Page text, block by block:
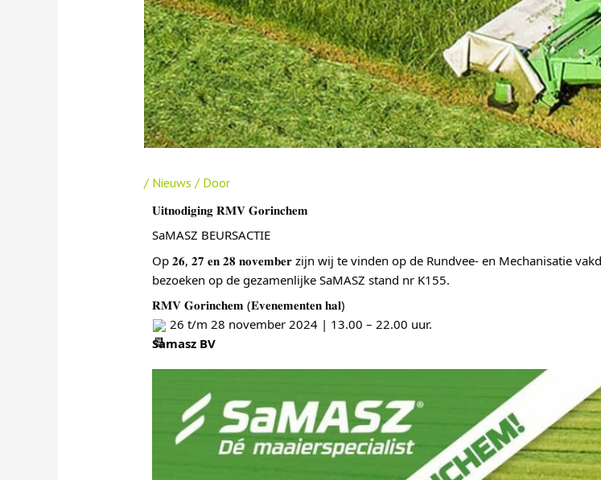
/ Nieuws / Door
𝐔𝐢𝐭𝐧𝐨𝐝𝐢𝐠𝐢𝐧𝐠 𝐑𝐌𝐕 𝐆𝐨𝐫𝐢𝐧𝐜𝐡𝐞𝐦
SaMASZ BEURSACTIE
Op 𝟐𝟔, 𝟐𝟕 𝐞𝐧 𝟐𝟖 𝐧𝐨𝐯𝐞𝐦𝐛𝐞𝐫 zijn wij te vinden op de Rundvee- en Mechanisatie
bezoeken op de gezamenlijke SaMASZ stand nr K155.
𝐑𝐌𝐕 𝐆𝐨𝐫𝐢𝐧𝐜𝐡𝐞𝐦 (𝐄𝐯𝐞𝐧𝐞𝐦𝐞𝐧𝐭𝐞𝐧 𝐡𝐚𝐥)
26 t/m 28 november 2024 | 13.00 – 22.00 uur.
Samasz BV